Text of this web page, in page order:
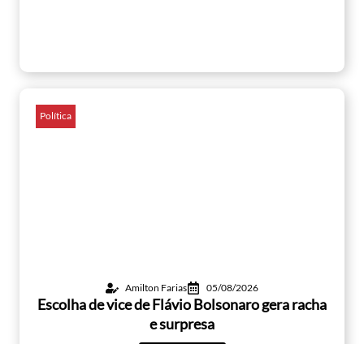
Política
Amilton Farias 05/08/2026
Escolha de vice de Flávio Bolsonaro gera racha
e surpresa